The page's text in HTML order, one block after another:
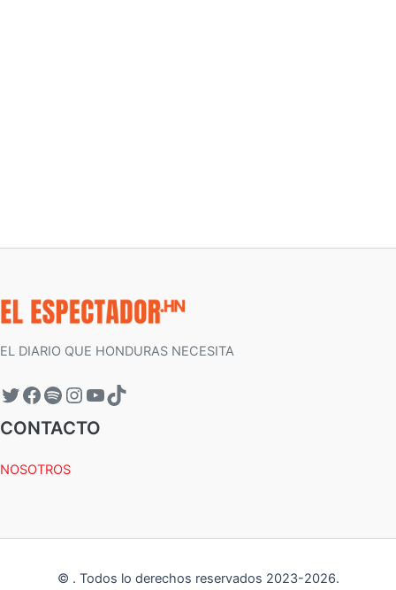
EL DIARIO QUE HONDURAS NECESITA
CONTACTO
NOSOTROS
© . Todos lo derechos reservados 2023-2026.